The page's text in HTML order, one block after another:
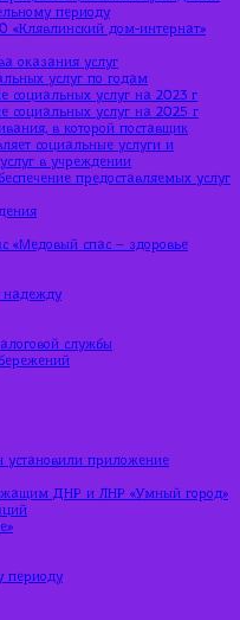
периоду
«Клявлинский дом-интернат»
оказания услуг
услуг по годам
социальных услуг на 2023 г
социальных услуг на 2025 г
в которой поставщик
социальные услуги и
в учреждении
предоставляемых услуг
«Медовый спас – здоровье
надежду
службы
установили приложение
ДНР и ЛНР «Умный город»
периоду